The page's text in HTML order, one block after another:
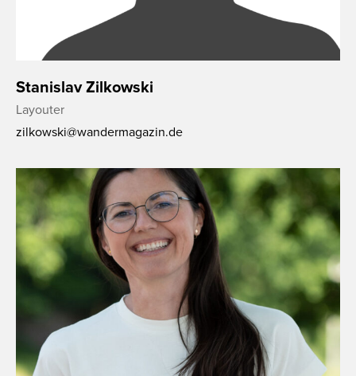
Stanislav Zilkowski
Layouter
zilkowski@wandermagazin.de